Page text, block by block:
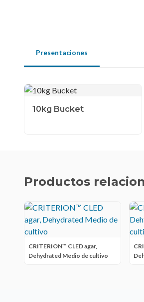
Presentaciones
10kg Bucket
Productos
CRITERION™ CLED agar,
Dehydrated Medio de cultivo